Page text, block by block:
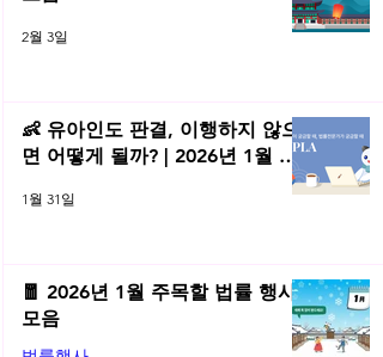
2월 3일
👶 유아인도 판결, 이행하지 않으
면 어떻게 될까? | 2026년 1월 네
1월 31일
🧧 2026년 1월 주목할 법률 행사
모음